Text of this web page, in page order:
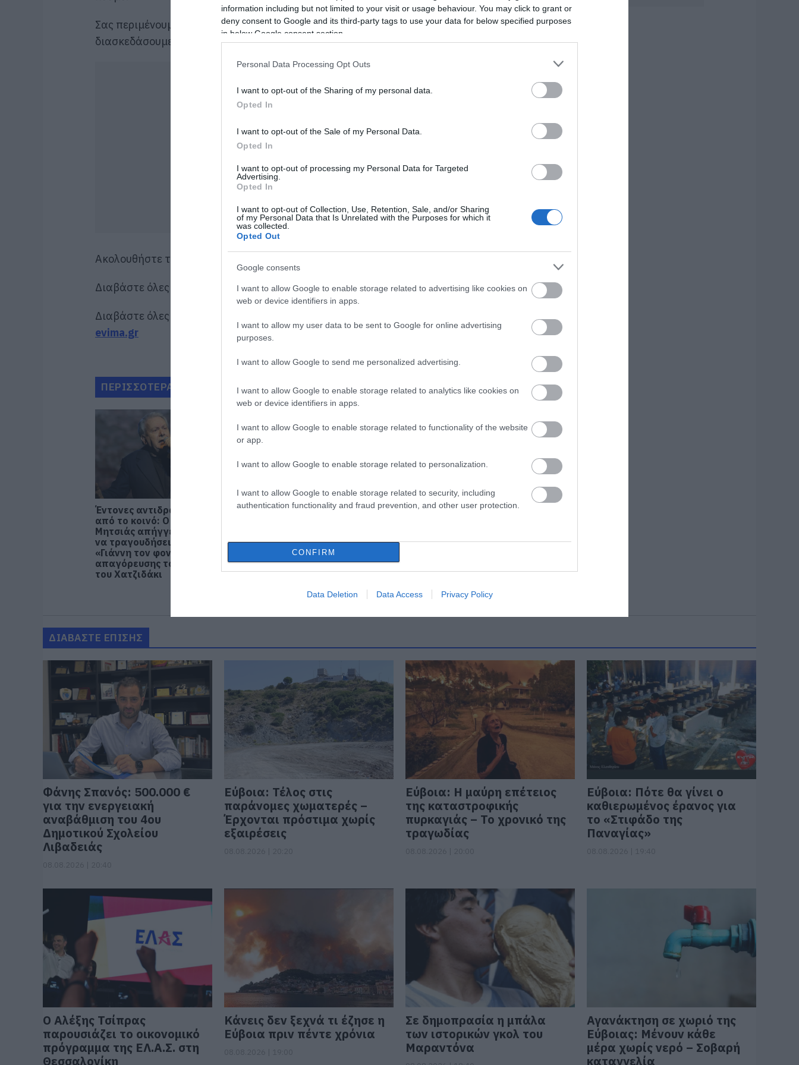
information including but not limited to your visit or usage behaviour. You may click to grant or
deny consent to Google and its third-party tags to use your data for below specified purposes
in below Google consent section.
Personal Data Processing Opt Outs
I want to opt-out of the Sharing of my personal data.
Opted In
I want to opt-out of the Sale of my Personal Data.
Opted In
I want to opt-out of processing my Personal Data for Targeted
Advertising.
Opted In
I want to opt-out of Collection, Use, Retention, Sale, and/or Sharing
of my Personal Data that Is Unrelated with the Purposes for which it
was collected.
Opted Out
Google consents
I want to allow Google to enable storage related to advertising like cookies on
web or device identifiers in apps.
I want to allow my user data to be sent to Google for online advertising
purposes.
I want to allow Google to send me personalized advertising.
I want to allow Google to enable storage related to analytics like cookies on
web or device identifiers in apps.
I want to allow Google to enable storage related to functionality of the website
or app.
I want to allow Google to enable storage related to personalization.
I want to allow Google to enable storage related to security, including
authentication functionality and fraud prevention, and other user protection.
CONFIRM
Data Deletion Data Access Privacy Policy
Σας περιμένουμε όλους μικρούς και μεγάλους, να γιορτάσουμε και να
διασκεδάσουμε πρωτοχρονιάτικα.
Ακολουθήστε το evima.gr στο
Διαβάστε όλες τις ειδήσεις για την Εύβοια
Διαβάστε όλες τις
evima.gr
ΠΕΡΙΣΣΟΤΕΡΑ ΑΠΟ ΠΟΛΙΤΙΣΜΟΣ
Έντονες αντιδράσεις
από το κοινό: Ο Μανώλης
Μητσιάς απήγγειλε, αντί
να τραγουδήσει, τον
«Γιάννη τον φονιά» λόγω
απαγόρευσης του γιου
του Χατζιδάκι
Εύβοια! Έγινε για
τρίτη φορά
παππούς!
08.08.2026 | 17:40
Ευρυδίκη Βαλαβάνη:
Οι οικογενειακές
διακοπές στην
Εύβοια! Δείτε σε
08.08.2026 | 17:20
συναγερμός στην
Εύβοια: Red Code
αύριο Κυριακή –
08.08.2026 | 17:00
80χρονη για κράνος!
08.08.2026 | 16:40
Εύβοια για τον
επιχειρηματία που
έφυγε απο την ζωή
08.08.2026 | 16:20
μωράκι μόλις 8
ημερών –
ΜΕΘ Νεογνών
08.08.2026 | 16:00
ΔΙΑΒΑΣΤΕ ΕΠΙΣΗΣ
Φάνης Σπανός: 500.000 €
για την ενεργειακή
αναβάθμιση του 4ου
Δημοτικού Σχολείου
Λιβαδειάς
Εύβοια: Τέλος στις
παράνομες χωματερές –
Έρχονται πρόστιμα χωρίς
εξαιρέσεις
Εύβοια: Η μαύρη επέτειος
της καταστροφικής
πυρκαγιάς – Το χρονικό της
τραγωδίας
Εύβοια: Πότε θα γίνει ο
καθιερωμένος έρανος για
το «Στιφάδο της
Παναγίας»
Ο Αλέξης Τσίπρας
παρουσιάζει το οικονομικό
πρόγραμμα της ΕΛ.Α.Σ. στη
Θεσσαλονίκη
Κάνεις δεν ξεχνά τι έζησε η
Εύβοια πριν πέντε χρόνια
Σε δημοπρασία η μπάλα
των ιστορικών γκολ του
Μαραντόνα
Αγανάκτηση σε χωριό της
Εύβοιας: Μένουν κάθε
μέρα χωρίς νερό – Σοβαρή
καταγγελία